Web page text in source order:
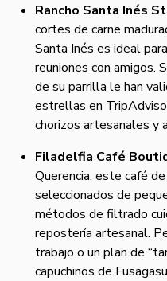
Rancho Santa Inés
cortes de carne
Santa Inés es ideal
reuniones con amigos.
de su parrilla le han
estrellas en
chorizos artesanales y
Filadelfia Café
Querencia, este café
seleccionados de
métodos de filtrado
repostería artesanal.
trabajo o un plan de
capuchinos de